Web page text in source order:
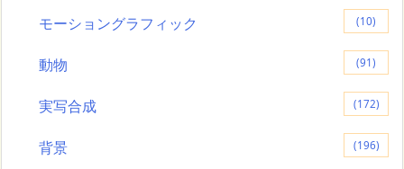
モーショングラフィック (10)
動物 (91)
実写合成 (172)
背景 (196)